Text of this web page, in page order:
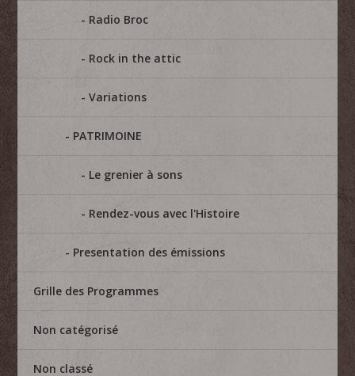
Radio Broc
Rock in the attic
Variations
PATRIMOINE
Le grenier à sons
Rendez-vous avec l'Histoire
Presentation des émissions
Grille des Programmes
Non catégorisé
Non classé